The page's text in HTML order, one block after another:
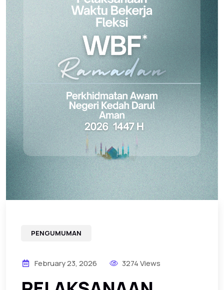
PENGUMUMAN
February 23, 2026 3274 Views